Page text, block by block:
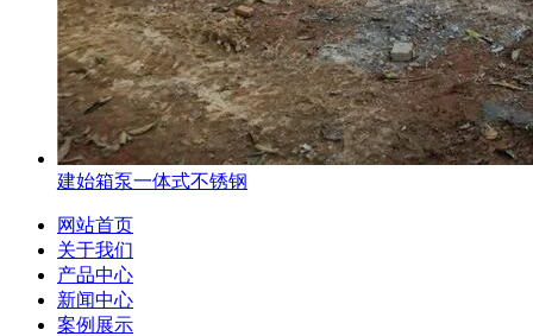
建始箱泵一体式不锈钢
网站首页
关于我们
产品中心
新闻中心
案例展示